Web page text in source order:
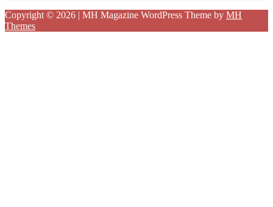
Copyright © 2026 | MH Magazine WordPress Theme by MH
Themes